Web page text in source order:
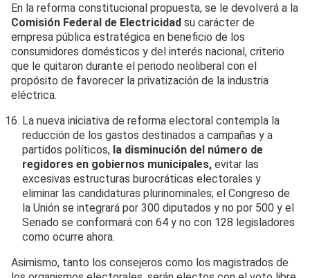
En la reforma constitucional propuesta, se le devolverá a la
Comisión Federal de Electricidad su carácter de
empresa pública estratégica en beneficio de los
consumidores domésticos y del interés nacional, criterio
que le quitaron durante el periodo neoliberal con el
propósito de favorecer la privatización de la industria
eléctrica.
La nueva iniciativa de reforma electoral contempla la
reducción de los gastos destinados a campañas y a
partidos políticos, la disminución del número de
regidores en gobiernos municipales, evitar las
excesivas estructuras burocráticas electorales y
eliminar las candidaturas plurinominales; el Congreso de
la Unión se integrará por 300 diputados y no por 500 y el
Senado se conformará con 64 y no con 128 legisladores
como ocurre ahora.
Asimismo, tanto los consejeros como los magistrados de